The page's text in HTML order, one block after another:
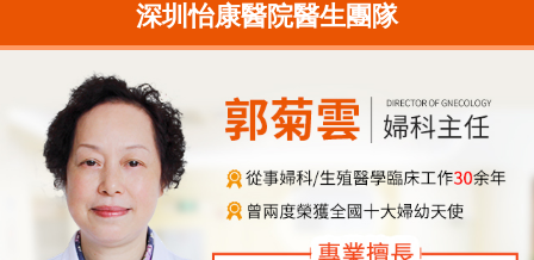
深圳怡康醫院醫生團隊